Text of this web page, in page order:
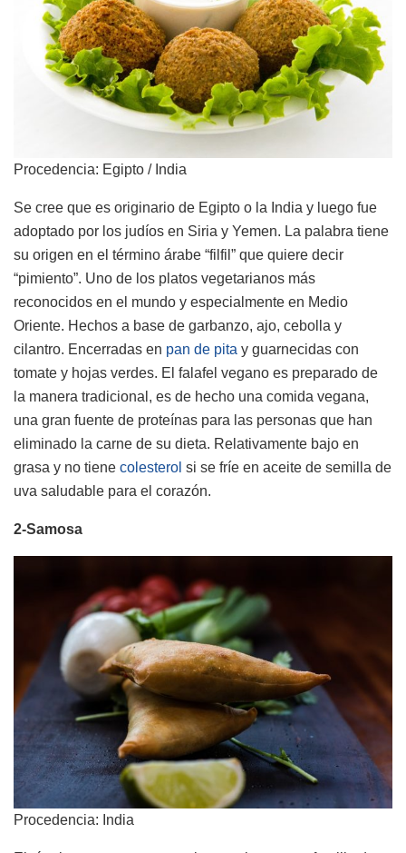
Procedencia: Egipto / India
Se cree que es originario de Egipto o la India y luego fue
adoptado por los judíos en Siria y Yemen. La palabra tiene
su origen en el término árabe “filfil” que quiere decir
“pimiento”. Uno de los platos vegetarianos más
reconocidos en el mundo y especialmente en Medio
Oriente. Hechos a base de garbanzo, ajo, cebolla y
cilantro. Encerradas en pan de pita y guarnecidas con
tomate y hojas verdes. El falafel vegano es preparado de
la manera tradicional, es de hecho una comida vegana,
una gran fuente de proteínas para las personas que han
eliminado la carne de su dieta. Relativamente bajo en
grasa y no tiene colesterol si se fríe en aceite de semilla de
uva saludable para el corazón.
2-Samosa
Procedencia: India